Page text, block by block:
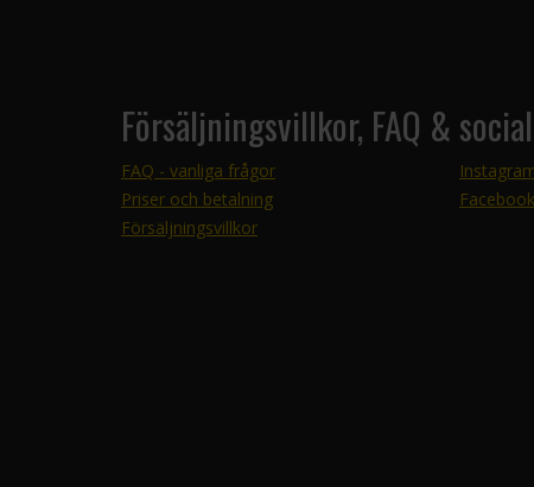
Försäljningsvillkor, FAQ &
FAQ - vanliga frågor
Priser och betalning
Försäljningsvillkor
Facebook